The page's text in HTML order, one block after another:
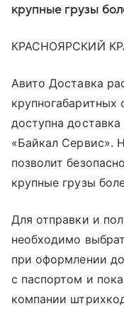
крупные грузы
КРАСНОЯРСКИЙ
Авито Доставка
крупногабаритных
доступна
«Байкал Сервис».
позволит
крупные грузы
Для отправки и
необходимо
при оформлении
с паспортом и
компании